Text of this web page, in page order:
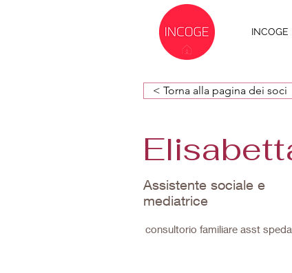
INCOGE
< Torna alla pagina dei soci
Assistente sociale e
mediatrice
consultorio familiare asst